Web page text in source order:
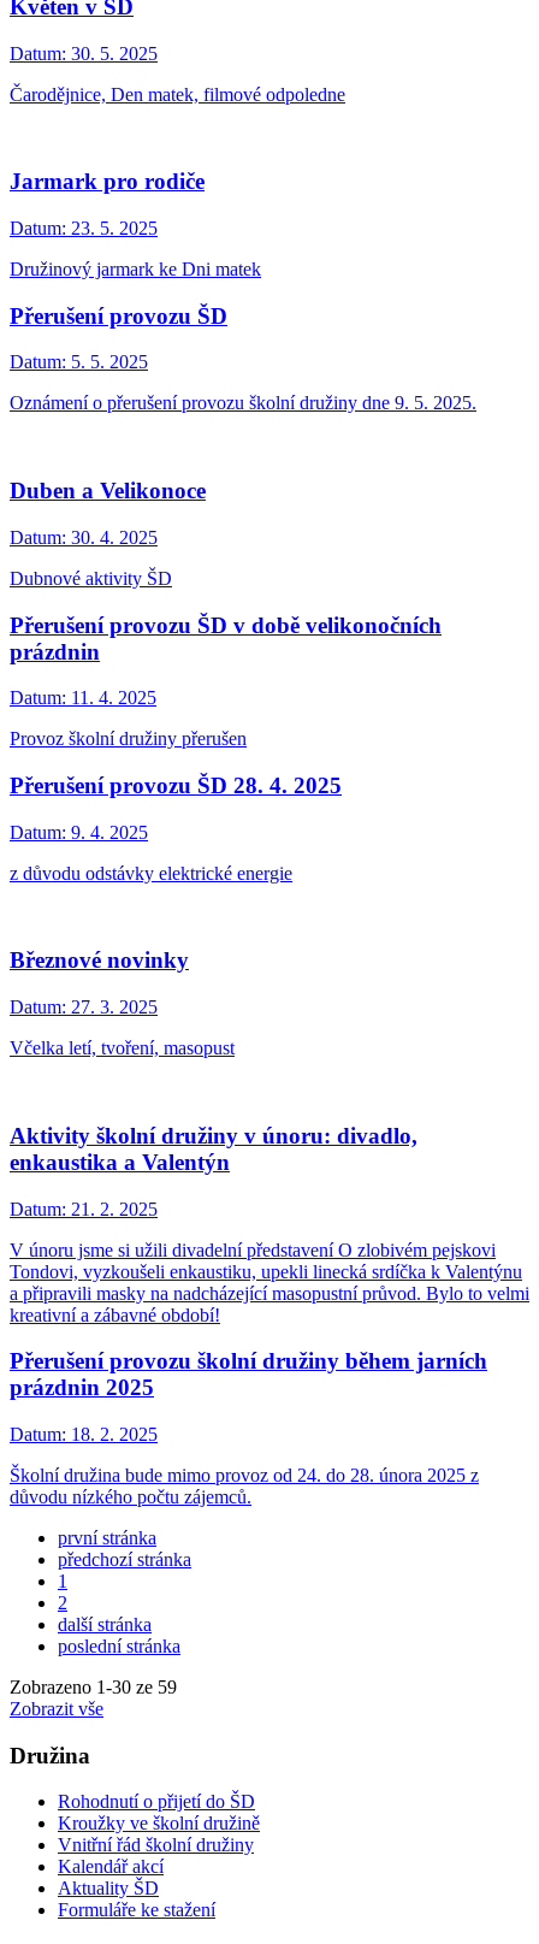
Květen v ŠD
Datum: 30. 5. 2025
Čarodějnice, Den matek, filmové odpoledne
Jarmark pro rodiče
Datum: 23. 5. 2025
Družinový jarmark ke Dni matek
Přerušení provozu ŠD
Datum: 5. 5. 2025
Oznámení o přerušení provozu školní družiny dne 9. 5. 2025.
Duben a Velikonoce
Datum: 30. 4. 2025
Dubnové aktivity ŠD
Přerušení provozu ŠD v době velikonočních
prázdnin
Datum: 11. 4. 2025
Provoz školní družiny přerušen
Přerušení provozu ŠD 28. 4. 2025
Datum: 9. 4. 2025
z důvodu odstávky elektrické energie
Březnové novinky
Datum: 27. 3. 2025
Včelka letí, tvoření, masopust
Aktivity školní družiny v únoru: divadlo,
enkaustika a Valentýn
Datum: 21. 2. 2025
V únoru jsme si užili divadelní představení O zlobivém pejskovi
Tondovi, vyzkoušeli enkaustiku, upekli linecká srdíčka k Valentýnu
a připravili masky na nadcházející masopustní průvod. Bylo to velmi
kreativní a zábavné období!
Přerušení provozu školní družiny během jarních
prázdnin 2025
Datum: 18. 2. 2025
Školní družina bude mimo provoz od 24. do 28. února 2025 z
důvodu nízkého počtu zájemců.
první stránka
předchozí stránka
1
2
další stránka
poslední stránka
Zobrazeno 1-30 ze 59
Zobrazit vše
Družina
Rohodnutí o přijetí do ŠD
Kroužky ve školní družině
Vnitřní řád školní družiny
Kalendář akcí
Aktuality ŠD
Formuláře ke stažení